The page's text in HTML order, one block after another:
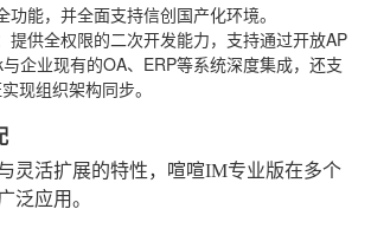
功能，并全面支持信创国产化环境。
提供全权限的二次开发能力，支持通过开放AP
企业现有的OA、ERP等系统深度集成，还支
现组织架构同步。
灵活扩展的特性，喧喧IM专业版在多个
泛应用。